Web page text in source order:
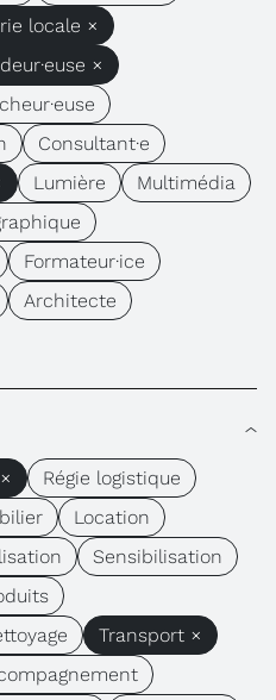
locale ×
×
Consultant·e
Lumière
Multimédia
Formateur·ice
Architecte
Régie logistique
Location
Sensibilisation
Transport ×